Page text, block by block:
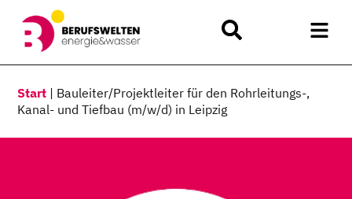
Start | Bauleiter/Projektleiter für den Rohrleitungs-,
Kanal- und Tiefbau (m/w/d) in Leipzig